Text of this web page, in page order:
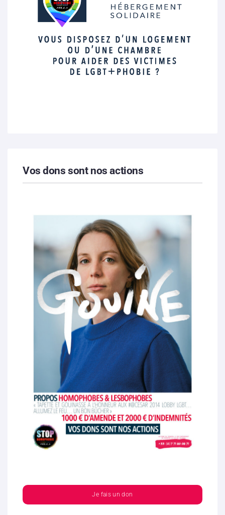
Vos dons sont nos actions
Je fais un don